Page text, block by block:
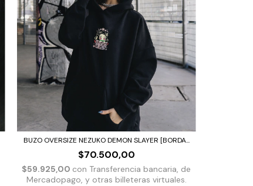
BUZO OVERSIZE NEZUKO DEMON SLAYER [BORDA...
$70.500,00
$59.925,00 con Transferencia bancaria, de
Mercadopago, y otras billeteras virtuales.